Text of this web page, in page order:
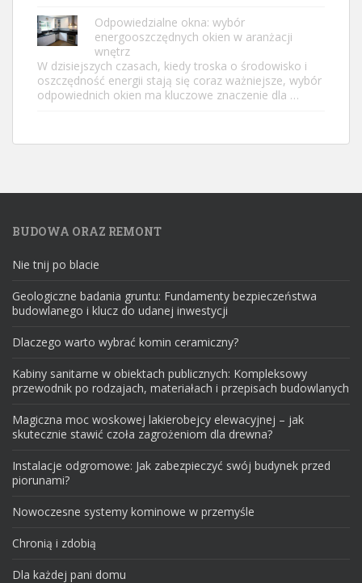
Odpowiedzialne okna: wybór
energooszczędnych okien w aranżacji
wnętrz
W dzisiejszych czasach, kiedy troska o środowisko i
oszczędność energii stają się coraz ważniejsze, wybór
odpowiednich okien ma kluczowe znaczenie dla …
BUDOWA ORAZ REMONT
Nie tnij po blacie
Geologiczne badania gruntu: Fundamenty bezpieczeństwa
budowlanego i klucz do udanej inwestycji
Dlaczego warto wybrać komin ceramiczny?
Kabiny sanitarne w obiektach publicznych: Kompleksowy
przewodnik po rodzajach, materiałach i przepisach budowlanych
Magiczna moc woskowej lakierobejcy elewacyjnej – jak
skutecznie stawić czoła zagrożeniom dla drewna?
Instalacje odgromowe: Jak zabezpieczyć swój budynek przed
piorunami?
Nowoczesne systemy kominowe w przemyśle
Chronią i zdobią
Dla każdej pani domu